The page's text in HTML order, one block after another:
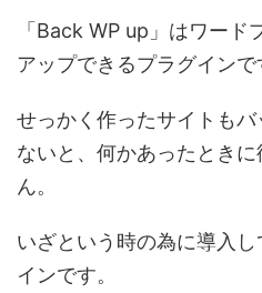
「Back WP up」はワード
アップできるプラグインで
せっかく作ったサイトも
ないと、何かあったとき
ん。
いざという時の為に導入
インです。